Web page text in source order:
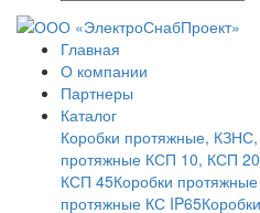
Главная
О компании
Партнеры
Каталог
Коробки протяжные,
протяжные КСП 10, КСП
КСП 45Коробки
протяжные КС IP65